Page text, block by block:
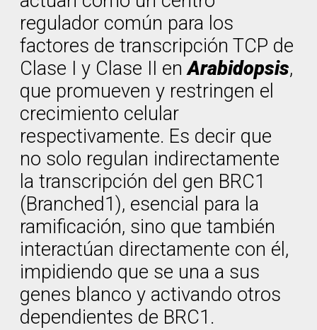
regulador común para los
factores de transcripción TCP de
Clase I y Clase II enArabidopsis,
que promueven y restringen el
crecimiento celular
respectivamente. Es decir que
no solo regulan indirectamente
la transcripción del gen BRC1
(Branched1), esencial para la
ramificación, sino que también
interactúan directamente con él,
impidiendo que se una a sus
genes blanco y activando otros
dependientes de BRC1.